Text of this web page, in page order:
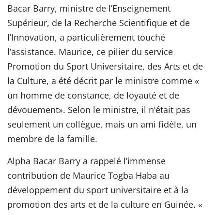
Bacar Barry, ministre de l’Enseignement
Supérieur, de la Recherche Scientifique et de
l’Innovation, a particulièrement touché
l’assistance. Maurice, ce pilier du service
Promotion du Sport Universitaire, des Arts et de
la Culture, a été décrit par le ministre comme «
un homme de constance, de loyauté et de
dévouement». Selon le ministre, il n’était pas
seulement un collègue, mais un ami fidèle, un
membre de la famille.
Alpha Bacar Barry a rappelé l’immense
contribution de Maurice Togba Haba au
développement du sport universitaire et à la
promotion des arts et de la culture en Guinée. «